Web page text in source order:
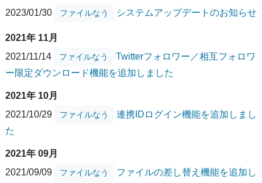
2023/01/30
ファイルなう システムアップデートのお知らせ
2021年 11月
2021/11/14
ファイルなう
Twitterフォロワー／相互フォロワ
ー限定ダウンロード機能を追加しました
2021年 10月
2021/10/29
ファイルなう
連携IDログイン機能を追加しまし
た
2021年 09月
2021/09/09
ファイルなう
ファイルの差し替え機能を追加し